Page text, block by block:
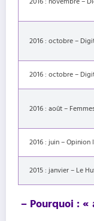
2016 : octobre –
2016 : octobre –
2016 : août –
2016 : juin – Opinion
2015 : janvier – Le
– Pourquoi :